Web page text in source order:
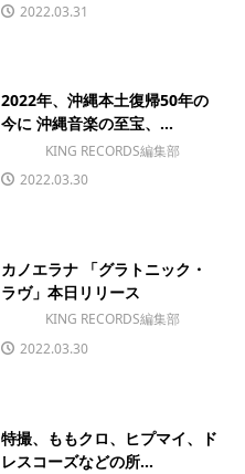
2022.03.31
2022年、沖縄本土復帰50年の
今に 沖縄音楽の至宝、...
KING RECORDS編集部
2022.03.30
カノエラナ 「グラトニック・
ラヴ」本日リリース
KING RECORDS編集部
2022.03.30
特撮、ももクロ、ヒプマイ、ド
レスコーズなどの所...